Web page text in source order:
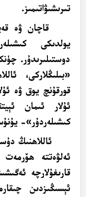
تىرىشىۋاتىمىز.
قاچان ۋە
يولدىكى
دوستىلىرىدۇر.
«بىلىڭلاركى،
قورقۇنچ يوق ۋە
ئۇلار ئىمان
كىشىلەردۇر»- يۇنۇس 10/62-
ئاللاھنىڭ
ئەلۋەتتە ھۆرمەت
قارىغۇلارچە
ئېسىڭىزدىن